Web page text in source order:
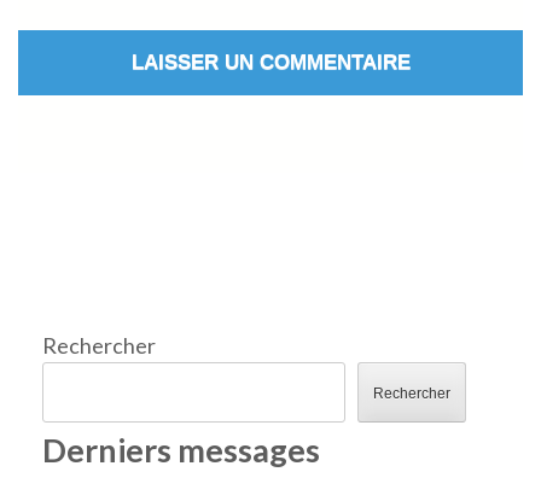
Rechercher
Rechercher
Derniers messages